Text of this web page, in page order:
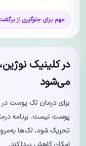
مهم برای جلوگیری از
در کلینیک
می‌شود
برای درمان لک پوست
پوست نیست. برنامه
تحریک شود، لک‌ها